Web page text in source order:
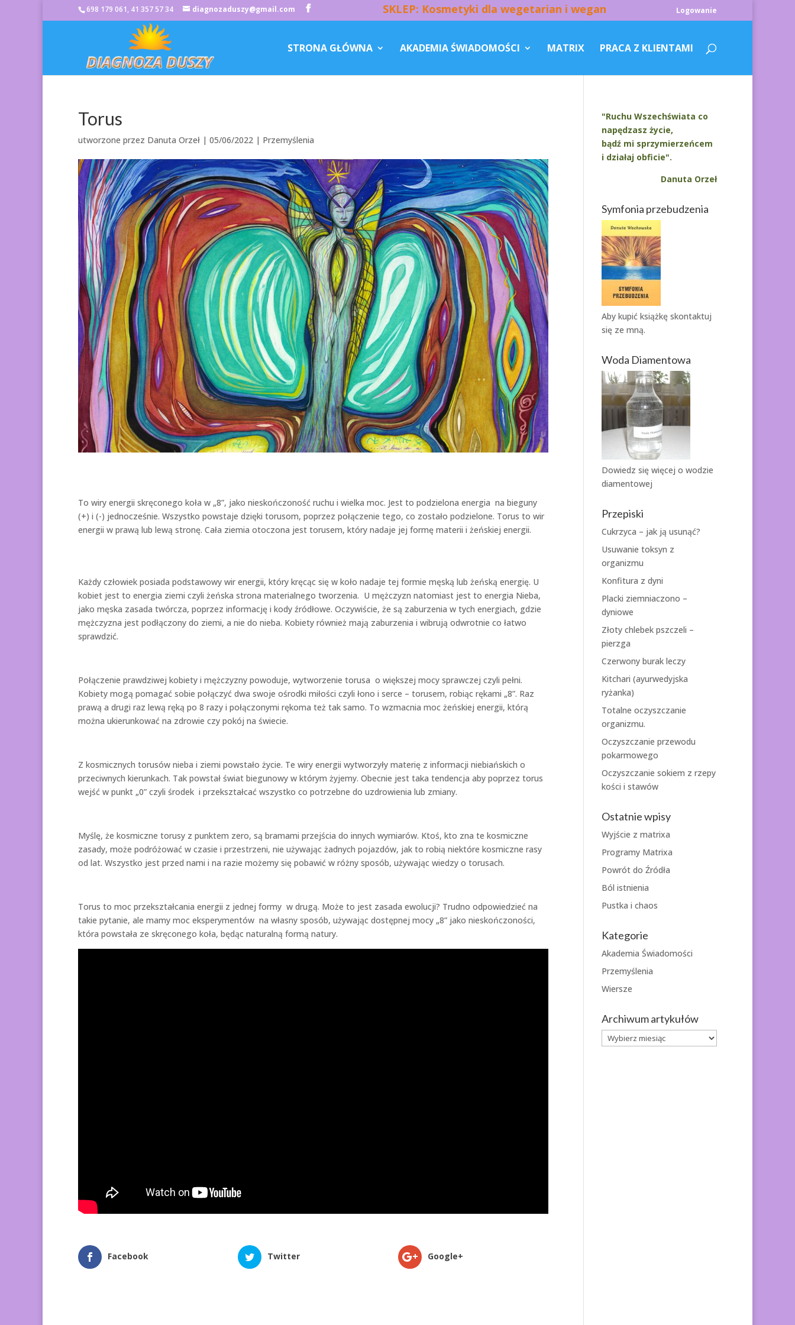
698 179 061, 41 357 57 34 diagnozaduszy@gmail.com SKLEP: Kosmetyki dla wegetarian i wegan Logowanie
STRONA GŁÓWNA AKADEMIA ŚWIADOMOŚCI MATRIX PRACA Z KLIENTAMI
Torus
utworzone przez Danuta Orzeł | 05/06/2022 | Przemyślenia
To wiry energii skręconego koła w „8”, jako nieskończoność ruchu i wielka moc. Jest to podzielona energia na bieguny
(+) i (-) jednocześnie. Wszystko powstaje dzięki torusom, poprzez połączenie tego, co zostało podzielone. Torus to wir
energii w prawą lub lewą stronę. Cała ziemia otoczona jest torusem, który nadaje jej formę materii i żeńskiej energii.
Każdy człowiek posiada podstawowy wir energii, który kręcąc się w koło nadaje tej formie męską lub żeńską energię. U
kobiet jest to energia ziemi czyli żeńska strona materialnego tworzenia. U mężczyzn natomiast jest to energia Nieba,
jako męska zasada twórcza, poprzez informację i kody źródłowe. Oczywiście, że są zaburzenia w tych energiach, gdzie
mężczyzna jest podłączony do ziemi, a nie do nieba. Kobiety również mają zaburzenia i wibrują odwrotnie co łatwo
sprawdzić.
Połączenie prawdziwej kobiety i mężczyzny powoduje, wytworzenie torusa o większej mocy sprawczej czyli pełni.
Kobiety mogą pomagać sobie połączyć dwa swoje ośrodki miłości czyli łono i serce – torusem, robiąc rękami „8”. Raz
prawą a drugi raz lewą ręką po 8 razy i połączonymi rękoma też tak samo. To wzmacnia moc żeńskiej energii, którą
można ukierunkować na zdrowie czy pokój na świecie.
Z kosmicznych torusów nieba i ziemi powstało życie. Te wiry energii wytworzyły materię z informacji niebiańskich o
przeciwnych kierunkach. Tak powstał świat biegunowy w którym żyjemy. Obecnie jest taka tendencja aby poprzez torus
wejść w punkt „0” czyli środek i przekształcać wszystko co potrzebne do uzdrowienia lub zmiany.
Myślę, że kosmiczne torusy z punktem zero, są bramami przejścia do innych wymiarów. Ktoś, kto zna te kosmiczne
zasady, może podróżować w czasie i przestrzeni, nie używając żadnych pojazdów, jak to robią niektóre kosmiczne rasy
od lat. Wszystko jest przed nami i na razie możemy się pobawić w różny sposób, używając wiedzy o torusach.
Torus to moc przekształcania energii z jednej formy w drugą. Może to jest zasada ewolucji? Trudno odpowiedzieć na
takie pytanie, ale mamy moc eksperymentów na własny sposób, używając dostępnej mocy „8” jako nieskończoności,
która powstała ze skręconego koła, będąc naturalną formą natury.
Facebook Twitter Google+
"Ruchu Wszechświata co
napędzasz życie,
bądź mi sprzymierzeńcem
i działaj obficie".
Danuta Orzeł
Symfonia przebudzenia
Aby kupić książkę skontaktuj
się ze mną.
Woda Diamentowa
Dowiedz się więcej o wodzie
diamentowej
Przepiski
Cukrzyca – jak ją usunąć?
Usuwanie toksyn z
organizmu
Konfitura z dyni
Placki ziemniaczono –
dyniowe
Złoty chlebek pszczeli –
pierzga
Czerwony burak leczy
Kitchari (ayurwedyjska
ryżanka)
Totalne oczyszczanie
organizmu.
Oczyszczanie przewodu
pokarmowego
Oczyszczanie sokiem z rzepy
kości i stawów
Ostatnie wpisy
Wyjście z matrixa
Programy Matrixa
Powrót do Źródła
Ból istnienia
Pustka i chaos
Kategorie
Akademia Świadomości
Przemyślenia
Wiersze
Archiwum artykułów
Archiwum
artykułów